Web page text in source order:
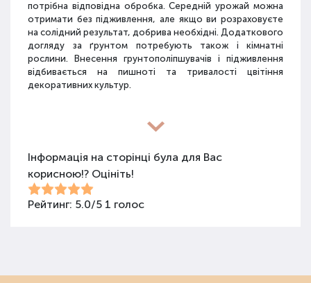
потрібна відповідна обробка. Середній урожай можна
отримати без підживлення, але якщо ви розраховуєте
на солідний результат, добрива необхідні. Додаткового
догляду за ґрунтом потребують також і кімнатні
рослини. Внесення грунтополіпшувачів і підживлення
відбивається на пишноті та тривалості цвітіння
декоративних культур.
Різновиди засобів для покращення
Для покращення поживних якостей ґрунту
використовуються різні види засобів: мінеральні
добрива, органічні суміші, засоби змішаного типу,
Органічні добрива
Інформація на сторінці була для Вас
корисною!? Оцініть!
Рейтинг: 5.0/5 1 голос